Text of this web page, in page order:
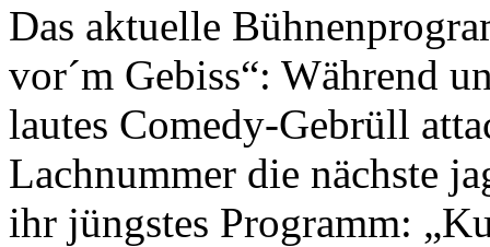
Das aktuelle
vor´m Gebiss“: Während
lautes Comedy-Gebrüll
Lachnummer die nächste
ihr jüngstes Programm: